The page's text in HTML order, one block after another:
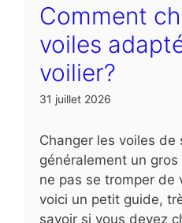
Comment
voiles
voilier?
31 juillet 2026
Changer les voiles de
généralement un
ne pas se tromper de
voici un petit guide,
savoir si vous devez